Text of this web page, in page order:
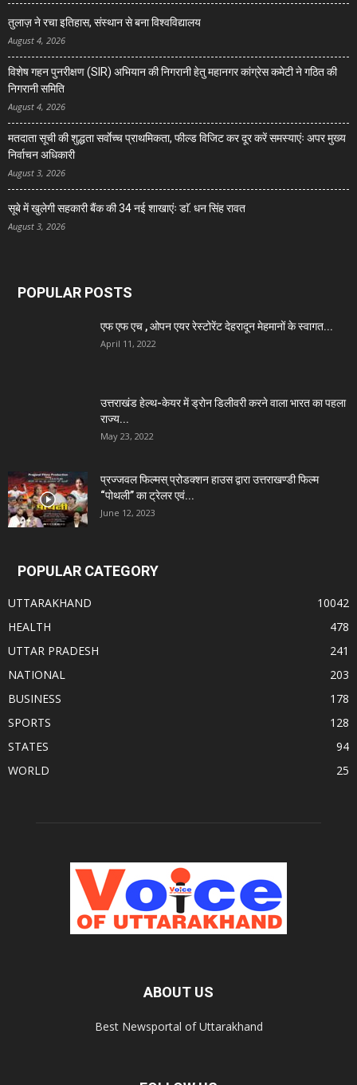
तुलाज़ ने रचा इतिहास, संस्थान से बना विश्वविद्यालय
August 4, 2026
विशेष गहन पुनरीक्षण (SIR) अभियान की निगरानी हेतु महानगर कांग्रेस कमेटी ने गठित की
निगरानी समिति
August 4, 2026
मतदाता सूची की शुद्धता सर्वाेच्च प्राथमिकता, फील्ड विजिट कर दूर करें समस्याएंः अपर मुख्य
निर्वाचन अधिकारी
August 3, 2026
सूबे में खुलेगी सहकारी बैंक की 34 नई शाखाएंः डाॅ. धन सिंह रावत
August 3, 2026
POPULAR POSTS
एफ एफ एच , ओपन एयर रेस्टोरेंट देहरादून मेहमानों के स्वागत...
April 11, 2022
उत्तराखंड हेल्थ-केयर में ड्रोन डिलीवरी करने वाला भारत का पहला
राज्य...
May 23, 2022
प्रज्जवल फिल्मस् प्रोडक्शन हाउस द्वारा उत्तराखण्डी फिल्म
“पोथली” का ट्रेलर एवं...
June 12, 2023
POPULAR CATEGORY
UTTARAKHAND
10042
HEALTH
478
UTTAR PRADESH
241
NATIONAL
203
BUSINESS
178
SPORTS
128
STATES
94
WORLD
25
ABOUT US
Best Newsportal of Uttarakhand